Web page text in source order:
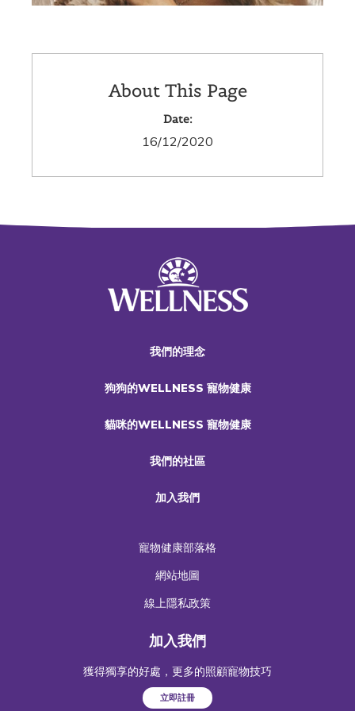
About This Page
Date:
16/12/2020
我們的理念
狗狗的WELLNESS 寵物健康
貓咪的WELLNESS 寵物健康
我們的社區
加入我們
寵物健康部落格
網站地圖
線上隱私政策
加入我們
獲得獨享的好處，更多的照顧寵物技巧
立即註冊